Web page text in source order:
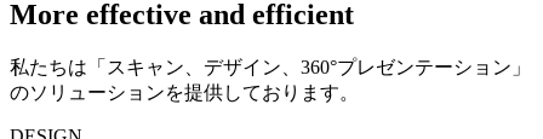
More effective and efficient
私たちは「スキャン、デザイン、360°プレゼンテーション」
のソリューションを提供しております。